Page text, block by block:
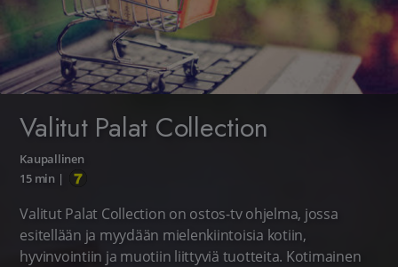
Valitut Palat Collection
Kaupallinen
15 min |
Valitut Palat Collection on ostos-tv ohjelma, jossa
esitellään ja myydään mielenkiintoisia kotiin,
hyvinvointiin ja muotiin liittyviä tuotteita. Kotimainen